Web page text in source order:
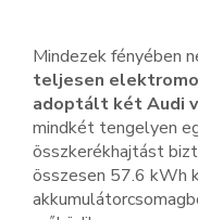
Mindezek fényében
teljesen
adoptált két Audi
mindkét tengelyen
összkerékhajtást
összesen 57.6 kWh